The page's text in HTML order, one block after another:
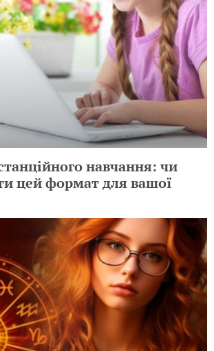
навчання: чи
цей формат для вашої